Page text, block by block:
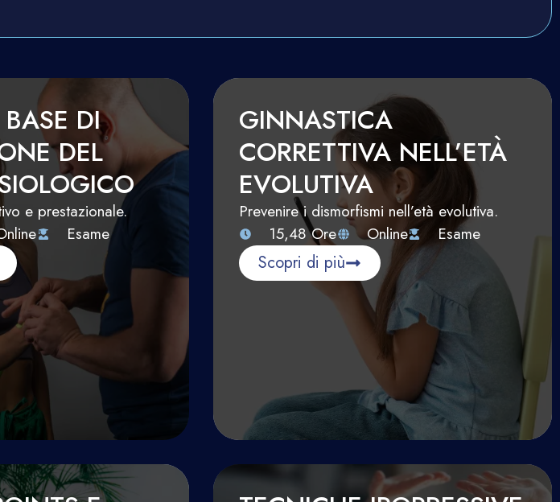
DI
DEL
e prestazionale.
Esame
GINNASTICA
CORRETTIVA NELL’ETÀ
EVOLUTIVA
Prevenire i dismorfismi nell’età evolutiva.
15,48 Ore
Online Esame
Scopri di più